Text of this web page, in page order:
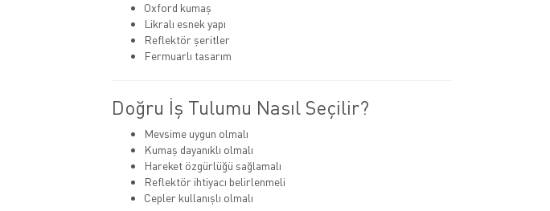
Oxford kumaş
Likralı esnek yapı
Reflektör şeritler
Fermuarlı tasarım
Doğru İş Tulumu Nasıl Seçilir?
Mevsime uygun olmalı
Kumaş dayanıklı olmalı
Hareket özgürlüğü sağlamalı
Reflektör ihtiyacı belirlenmeli
Cepler kullanışlı olmalı